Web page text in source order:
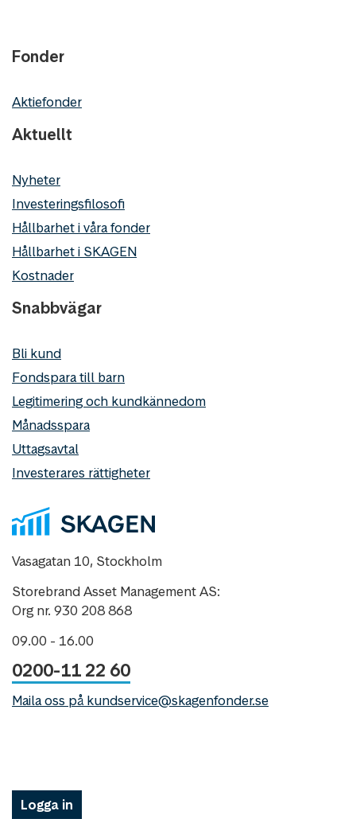
Fonder
Aktiefonder
Aktuellt
Nyheter
Investeringsfilosofi
Hållbarhet i våra fonder
Hållbarhet i SKAGEN
Kostnader
Snabbvägar
Bli kund
Fondspara till barn
Legitimering och kundkännedom
Månadsspara
Uttagsavtal
Investerares rättigheter
Vasagatan 10, Stockholm
Storebrand Asset Management AS:
Org nr. 930 208 868
09.00 - 16.00
0200-11 22 60
Maila oss på kundservice@skagenfonder.se
Logga in